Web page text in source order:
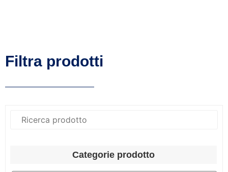
Filtra prodotti
Categorie prodotto